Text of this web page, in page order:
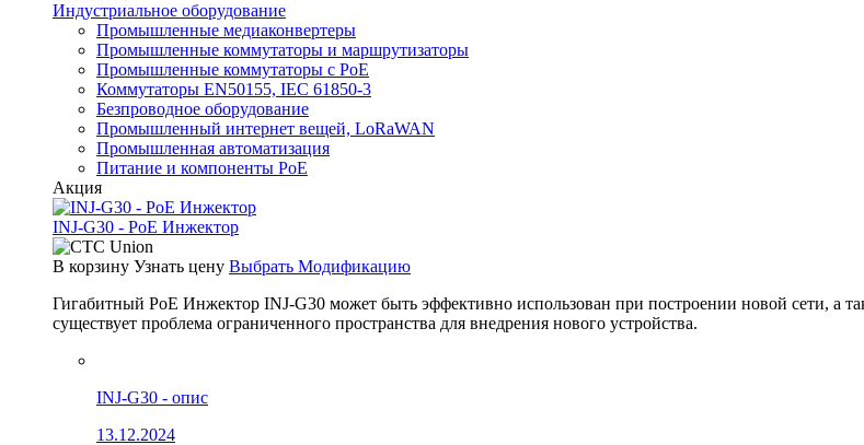
Индустриальное оборудование
Промышленные медиаконвертеры
Промышленные коммутаторы и маршрутизаторы
Промышленные коммутаторы с PoE
Коммутаторы EN50155, IEC 61850-3
Безпроводное оборудование
Промышленный интернет вещей, LoRaWAN
Промышленная автоматизация
Питание и компоненты PoE
Акция
INJ-G30 - PoE Инжектор
В корзину Узнать цену Выбрать Модификацию
Гигабитный PoE Инжектор INJ-G30 может быть эффективно использован при построении новой сети, а
существует проблема ограниченного пространства для внедрения нового устройства.
INJ-G30 - опис
13.12.2024